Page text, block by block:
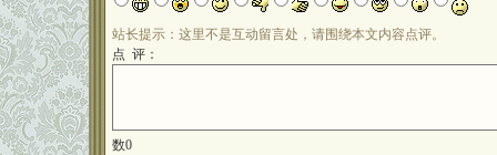
站长提示：这里不是互动留言处，请围绕本文内容点评。
点 评：
数0